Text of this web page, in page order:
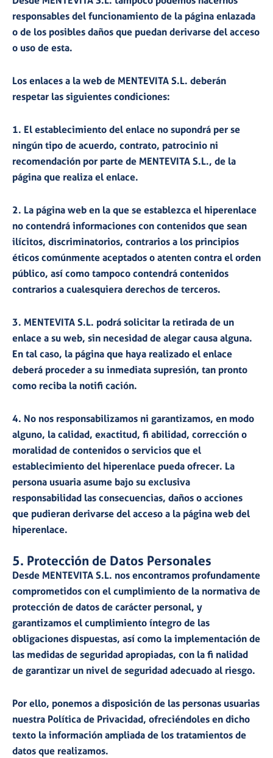
responsables del funcionamiento de la página enlazada
o de los posibles daños que puedan derivarse del acceso
o uso de esta.
Los enlaces a la web de MENTEVITA S.L. deberán
respetar las siguientes condiciones:
1. El establecimiento del enlace no supondrá per se
ningún tipo de acuerdo, contrato, patrocinio ni
recomendación por parte de MENTEVITA S.L., de la
página que realiza el enlace.
2. La página web en la que se establezca el hiperenlace
no contendrá informaciones con contenidos que sean
ilícitos, discriminatorios, contrarios a los principios
éticos comúnmente aceptados o atenten contra el orden
público, así como tampoco contendrá contenidos
contrarios a cualesquiera derechos de terceros.
3. MENTEVITA S.L. podrá solicitar la retirada de un
enlace a su web, sin necesidad de alegar causa alguna.
En tal caso, la página que haya realizado el enlace
deberá proceder a su inmediata supresión, tan pronto
como reciba la notifi cación.
4. No nos responsabilizamos ni garantizamos, en modo
alguno, la calidad, exactitud, fi abilidad, corrección o
moralidad de contenidos o servicios que el
establecimiento del hiperenlace pueda ofrecer. La
persona usuaria asume bajo su exclusiva
responsabilidad las consecuencias, daños o acciones
que pudieran derivarse del acceso a la página web del
hiperenlace.
5. Protección de Datos Personales
Desde MENTEVITA S.L. nos encontramos profundamente
comprometidos con el cumplimiento de la normativa de
protección de datos de carácter personal, y
garantizamos el cumplimiento íntegro de las
obligaciones dispuestas, así como la implementación de
las medidas de seguridad apropiadas, con la fi nalidad
de garantizar un nivel de seguridad adecuado al riesgo.
Por ello, ponemos a disposición de las personas usuarias
nuestra Política de Privacidad, ofreciéndoles en dicho
texto la información ampliada de los tratamientos de
datos que realizamos.